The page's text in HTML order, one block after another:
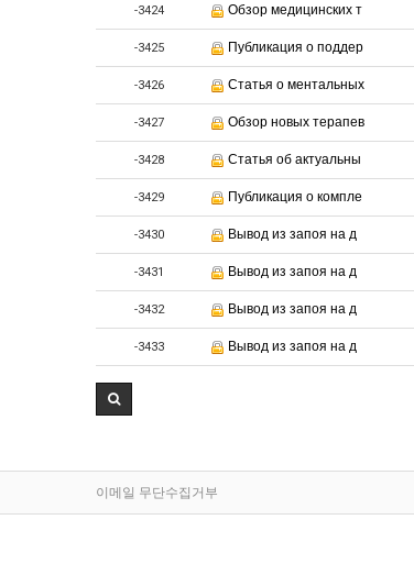
-3424 Обзор медицинских т
-3425 Публикация о поддер
-3426 Статья о ментальных
-3427 Обзор новых терапев
-3428 Статья об актуальны
-3429 Публикация о компле
-3430 Вывод из запоя на д
-3431 Вывод из запоя на д
-3432 Вывод из запоя на д
-3433 Вывод из запоя на д
이메일 무단수집거부